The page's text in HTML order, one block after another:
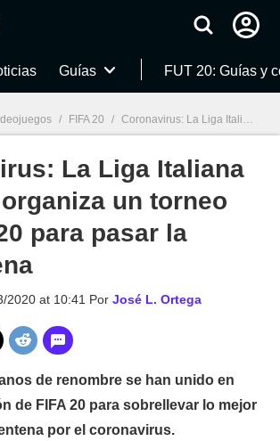
Guías FUT 20: Guías y
/ FIFA 20 / Coronavirus: La Liga Italiana también organiza un torneo de FIFA 20 para pasar la cuarentena
La Liga Italiana
un torneo
para pasar la
2020 at 10:41 Por José L. Ortega
de renombre se han unido en
de FIFA 20 para sobrellevar lo mejor
por el coronavirus.